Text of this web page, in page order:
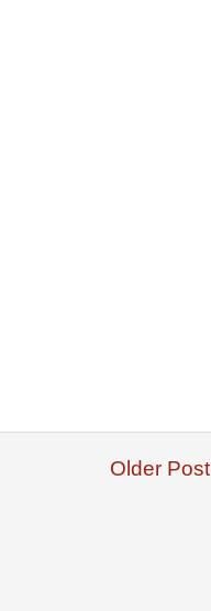
Older Post